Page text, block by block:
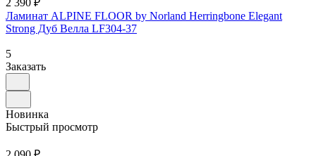
Ламинат ALPINE FLOOR by Norland Herringbone Elegant
Strong Дуб Велла LF304-37
5
Заказать
Новинка
Быстрый просмотр